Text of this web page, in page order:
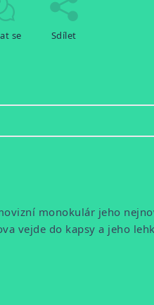
se Sdílet
monokulár jeho
vejde do kapsy a jeho